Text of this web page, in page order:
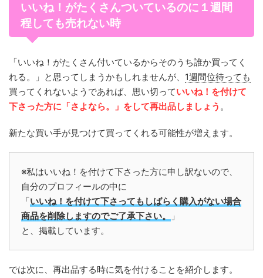
いいね！がたくさんついているのに１週間
程しても売れない時
「いいね！がたくさん付いているからそのうち誰か買ってく
れる。」と思ってしまうかもしれませんが、 1週間位待っても
買ってくれないようであれば、思い切っていいね！を付けて
下さった方に「さよなら。」をして再出品しましょう 。
新たな買い手が見つけて買ってくれる可能性が増えます。
※私はいいね！を付けて下さった方に申し訳ないので、
自分のプロフィールの中に
「いいね！を付けて下さってもしばらく購入がない場合
商品を削除しますのでご了承下さい。
」
と、掲載しています。
では次に、再出品する時に気を付けることを紹介します。